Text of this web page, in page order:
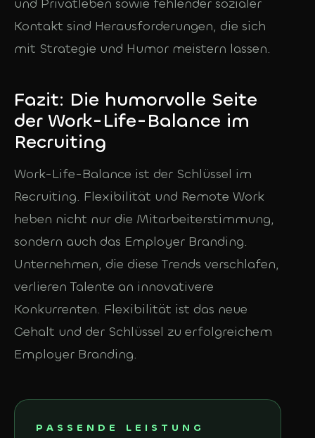
und Privatleben sowie fehlender sozialer
Kontakt sind Herausforderungen, die sich
mit Strategie und Humor meistern lassen.
Fazit: Die humorvolle Seite
der Work-Life-Balance im
Recruiting
Work-Life-Balance ist der Schlüssel im
Recruiting. Flexibilität und Remote Work
heben nicht nur die Mitarbeiterstimmung,
sondern auch das Employer Branding.
Unternehmen, die diese Trends verschlafen,
verlieren Talente an innovativere
Konkurrenten. Flexibilität ist das neue
Gehalt und der Schlüssel zu erfolgreichem
Employer Branding.
PASSENDE LEISTUNG